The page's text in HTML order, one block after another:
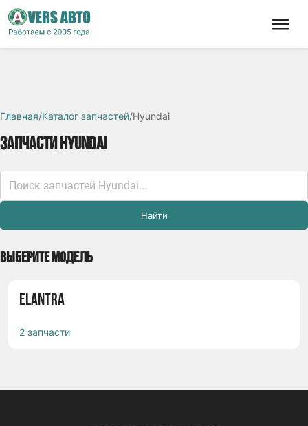
Главная/Каталог запчастей/Hyundai
ЗАПЧАСТИ HYUNDAI
Найти
ВЫБЕРИТЕ МОДЕЛЬ
ELANTRA
2 запчасти